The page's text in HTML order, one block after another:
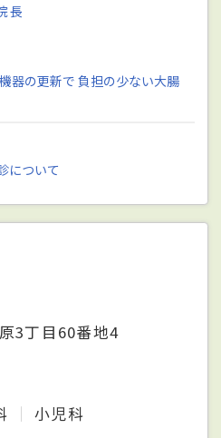
長
器の更新で 負担の少ない大腸
について
3丁目60番地4
小児科